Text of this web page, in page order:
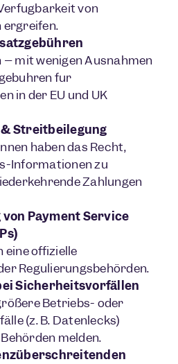
von
ergreifen.
mit wenigen Ausnahmen
für
in der EU und UK
Streitbeilegung
haben das Recht,
Informationen zu
Zahlungen
Payment Service
eine offizielle
Regulierungsbehörden.
Sicherheitsvorfällen
Betriebs- oder
(z. B. Datenlecks)
melden.